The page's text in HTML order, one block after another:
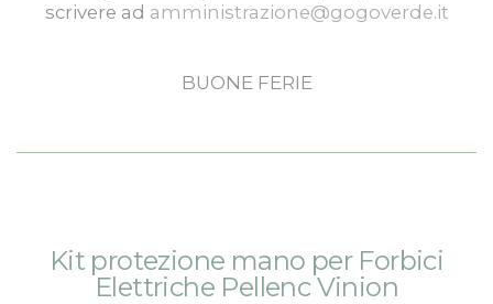
scrivere ad amministrazione@gogoverde.it
BUONE FERIE
all'inizioKit protezione mano per Forbici
Elettriche Pellenc Vinion